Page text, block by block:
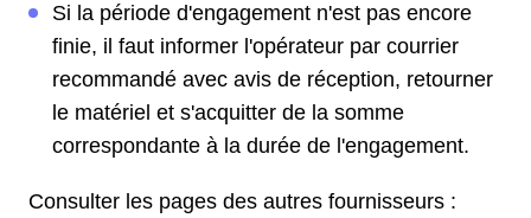
Si la période d'engagement n'est pas encore
finie, il faut informer l'opérateur par courrier
recommandé avec avis de réception, retourner
le matériel et s'acquitter de la somme
correspondante à la durée de l'engagement.
Consulter les pages des autres fournisseurs :